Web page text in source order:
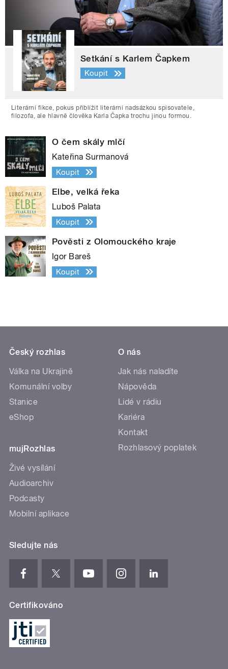
Setkání s Karlem Čapkem
Koupit
Literární fikce, pokus přiblížit literární nadsázkou spisovatele,
filozofa, ale hlavně člověka Karla Čapka trochu jinou formou.
O čem skály mlčí
Kateřina Surmanová
Koupit
Elbe, velká řeka
Luboš Palata
Koupit
Pověsti z Olomouckého kraje
Igor Bareš
Koupit
Český rozhlas
Válka na Ukrajině
Komunální volby
Stanice
eShop
mujRozhlas
Živé vysílání
Audioarchiv
Podcasty
Mobilní aplikace
O nás
Jak nás naladíte
Nápověda
Lidé v rádiu
Kariéra
Kontakt
Rozhlasový poplatek
Sledujte nás
Certifikováno